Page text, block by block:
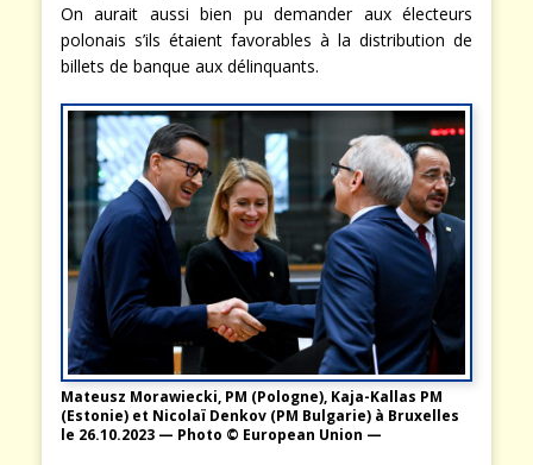
On aurait aussi bien pu demander aux électeurs
polonais s’ils étaient favorables à la distribution de
billets de banque aux délinquants.
Mateusz Morawiecki, PM (Pologne), Kaja-Kallas PM
(Estonie) et Nicolaï Denkov (PM Bulgarie) à Bruxelles
le 26.10.2023 — Photo © European Union —